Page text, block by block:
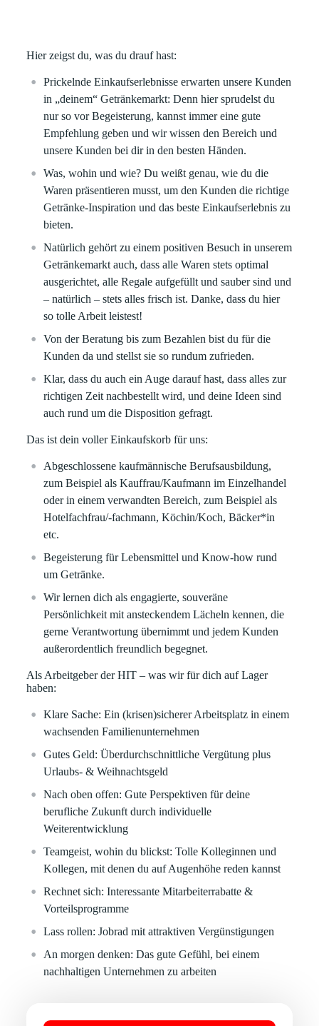
Hier zeigst du, was du drauf hast:
Prickelnde Einkaufserlebnisse erwarten unsere Kunden
in „deinem“ Getränkemarkt: Denn hier sprudelst du
nur so vor Begeisterung, kannst immer eine gute
Empfehlung geben und wir wissen den Bereich und
unsere Kunden bei dir in den besten Händen.
Was, wohin und wie? Du weißt genau, wie du die
Waren präsentieren musst, um den Kunden die richtige
Getränke-Inspiration und das beste Einkaufserlebnis zu
bieten.
Natürlich gehört zu einem positiven Besuch in unserem
Getränkemarkt auch, dass alle Waren stets optimal
ausgerichtet, alle Regale aufgefüllt und sauber sind und
– natürlich – stets alles frisch ist. Danke, dass du hier
so tolle Arbeit leistest!
Von der Beratung bis zum Bezahlen bist du für die
Kunden da und stellst sie so rundum zufrieden.
Klar, dass du auch ein Auge darauf hast, dass alles zur
richtigen Zeit nachbestellt wird, und deine Ideen sind
auch rund um die Disposition gefragt.
Das ist dein voller Einkaufskorb für uns:
Abgeschlossene kaufmännische Berufsausbildung,
zum Beispiel als Kauffrau/Kaufmann im Einzelhandel
oder in einem verwandten Bereich, zum Beispiel als
Hotelfachfrau/-fachmann, Köchin/Koch, Bäcker*in
etc.
Begeisterung für Lebensmittel und Know-how rund
um Getränke.
Wir lernen dich als engagierte, souveräne
Persönlichkeit mit ansteckendem Lächeln kennen, die
gerne Verantwortung übernimmt und jedem Kunden
außerordentlich freundlich begegnet.
Als Arbeitgeber der HIT – was wir für dich auf Lager
haben:
Klare Sache:Ein (krisen)sicherer Arbeitsplatz in einem
wachsenden Familienunternehmen
Gutes Geld:Überdurchschnittliche Vergütung plus
Urlaubs- & Weihnachtsgeld
Nach oben offen:Gute Perspektiven für deine
berufliche Zukunft durch individuelle
Weiterentwicklung
Teamgeist, wohin du blickst:Tolle Kolleginnen und
Kollegen, mit denen du auf Augenhöhe reden kannst
Rechnet sich:Interessante Mitarbeiterrabatte &
Vorteilsprogramme
Lass rollen:Jobrad mit attraktiven Vergünstigungen
An morgen denken:Das gute Gefühl, bei einem
nachhaltigen Unternehmen zu arbeiten